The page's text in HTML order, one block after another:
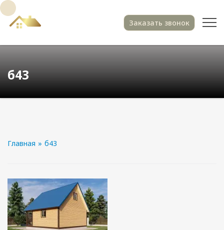
Заказать звонок
б43
Главная » б43